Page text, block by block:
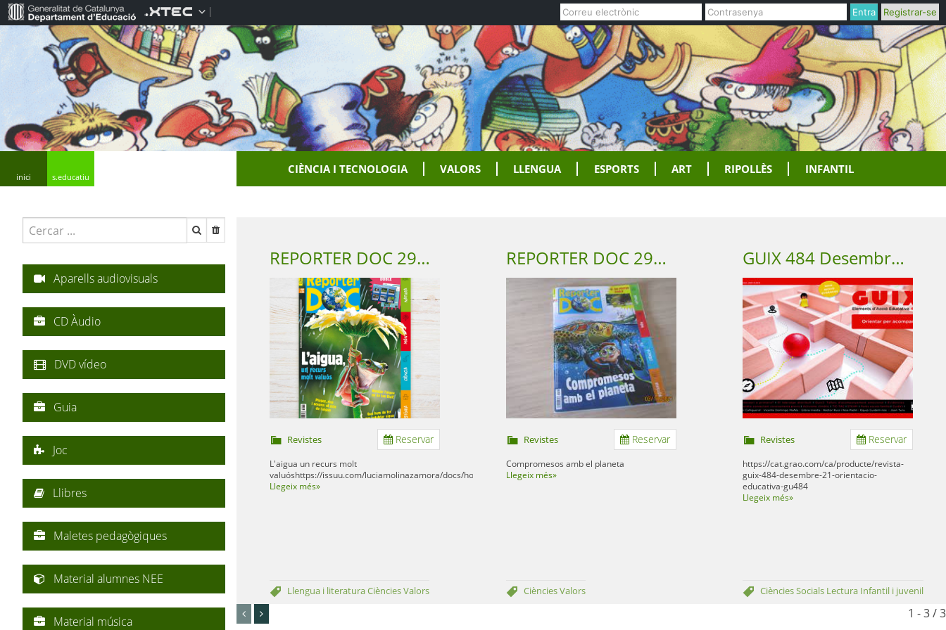
Entra Registrar-se
inici s.educatiu
CIÈNCIA I TECNOLOGIA VALORS LLENGUA ESPORTS ART RIPOLLÈS INFANTIL
REPORTER DOC 291 Setembre 2021
Reservar
Revistes
L'aigua un recurs molt
valuóshttps://issuu.com/luciamolinazamora/docs/hojeo_reporter_291
Llegeix més»
Llengua i literaturaCiènciesValors
REPORTER DOC 292 Octubre 2021
Reservar
Revistes
Compromesos amb el planeta
Llegeix més»
CiènciesValors
GUIX 484 Desembre 2021
Reservar
Revistes
https://cat.grao.com/ca/producte/revista-
guix-484-desembre-21-orientacio-
educativa-gu484
Llegeix més»
CiènciesSocials Lectura Infantil i juvenil
1 - 3 / 3
Aparells audiovisuals
CD Àudio
DVD vídeo
Guia
Joc
Llibres
Maletes pedagògiques
Material alumnes NEE
Material música